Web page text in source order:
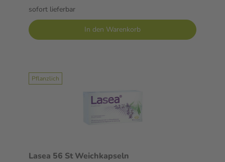
sofort lieferbar
In den Warenkorb
Pflanzlich
Lasea 56 St Weichkapseln